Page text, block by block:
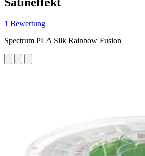
1 Bewertung
Spectrum PLA Silk Rainbow Fusion